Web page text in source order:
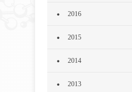
2016
2015
2014
2013